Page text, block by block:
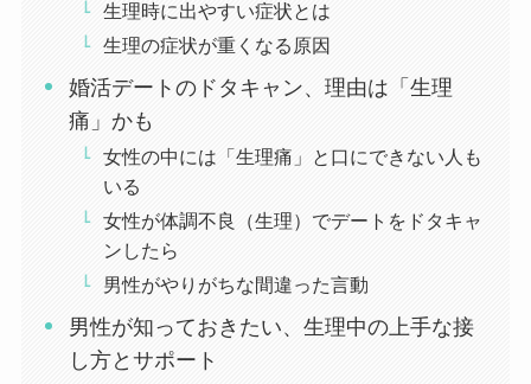
生理時に出やすい症状とは
生理の症状が重くなる原因
婚活デートのドタキャン、理由は「生理
痛」かも
女性の中には「生理痛」と口にできない人も
いる
女性が体調不良（生理）でデートをドタキャ
ンしたら
男性がやりがちな間違った言動
男性が知っておきたい、生理中の上手な接
し方とサポート